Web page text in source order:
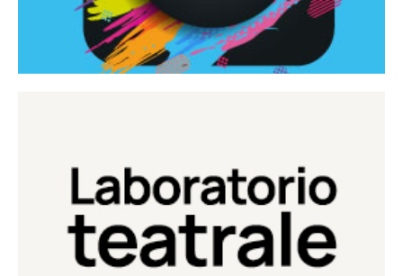
Laboratorio Teatrale
Laboratorio di teatro del Teatro Eduardo de Filippo
Continua